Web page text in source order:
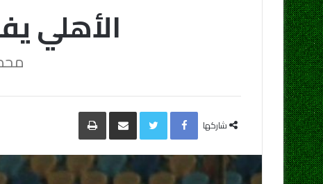
الأهلي يفوز
شاركها
Facebook
Twitter مشاركة
البريد
طباعة